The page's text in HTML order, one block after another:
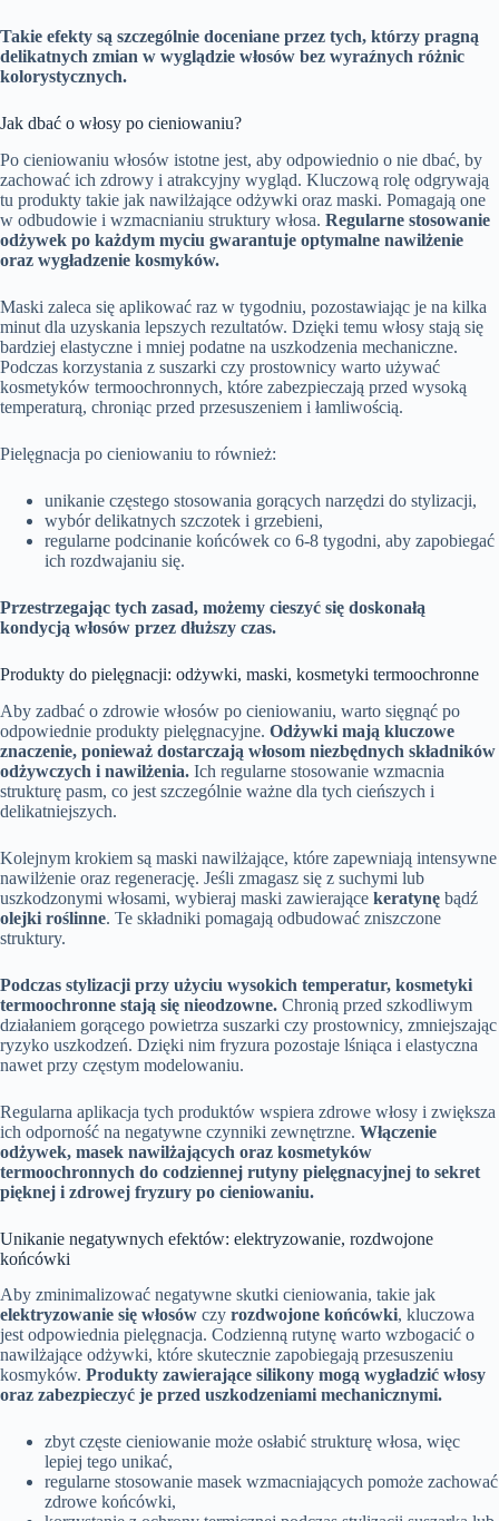
Takie efekty są szczególnie doceniane przez tych, którzy pragną
delikatnych zmian w wyglądzie włosów bez wyraźnych różnic
kolorystycznych.
Jak dbać o włosy po cieniowaniu?
Po cieniowaniu włosów istotne jest, aby odpowiednio o nie dbać, by
zachować ich zdrowy i atrakcyjny wygląd. Kluczową rolę odgrywają
tu produkty takie jak nawilżające odżywki oraz maski. Pomagają one
w odbudowie i wzmacnianiu struktury włosa. Regularne stosowanie
odżywek po każdym myciu gwarantuje optymalne nawilżenie
oraz wygładzenie kosmyków.
Maski zaleca się aplikować raz w tygodniu, pozostawiając je na kilka
minut dla uzyskania lepszych rezultatów. Dzięki temu włosy stają się
bardziej elastyczne i mniej podatne na uszkodzenia mechaniczne.
Podczas korzystania z suszarki czy prostownicy warto używać
kosmetyków termoochronnych, które zabezpieczają przed wysoką
temperaturą, chroniąc przed przesuszeniem i łamliwością.
Pielęgnacja po cieniowaniu to również:
unikanie częstego stosowania gorących narzędzi do stylizacji,
wybór delikatnych szczotek i grzebieni,
regularne podcinanie końcówek co 6-8 tygodni, aby zapobiegać
ich rozdwajaniu się.
Przestrzegając tych zasad, możemy cieszyć się doskonałą
kondycją włosów przez dłuższy czas.
Produkty do pielęgnacji: odżywki, maski, kosmetyki termoochronne
Aby zadbać o zdrowie włosów po cieniowaniu, warto sięgnąć po
odpowiednie produkty pielęgnacyjne. Odżywki mają kluczowe
znaczenie, ponieważ dostarczają włosom niezbędnych składników
odżywczych i nawilżenia. Ich regularne stosowanie wzmacnia
strukturę pasm, co jest szczególnie ważne dla tych cieńszych i
delikatniejszych.
Kolejnym krokiem są maski nawilżające, które zapewniają intensywne
nawilżenie oraz regenerację. Jeśli zmagasz się z suchymi lub
uszkodzonymi włosami, wybieraj maski zawierające keratynę bądź
olejki roślinne. Te składniki pomagają odbudować zniszczone
struktury.
Podczas stylizacji przy użyciu wysokich temperatur, kosmetyki
termoochronne stają się nieodzowne. Chronią przed szkodliwym
działaniem gorącego powietrza suszarki czy prostownicy, zmniejszając
ryzyko uszkodzeń. Dzięki nim fryzura pozostaje lśniąca i elastyczna
nawet przy częstym modelowaniu.
Regularna aplikacja tych produktów wspiera zdrowe włosy i zwiększa
ich odporność na negatywne czynniki zewnętrzne. Włączenie
odżywek, masek nawilżających oraz kosmetyków
termoochronnych do codziennej rutyny pielęgnacyjnej to sekret
pięknej i zdrowej fryzury po cieniowaniu.
Unikanie negatywnych efektów: elektryzowanie, rozdwojone
końcówki
Aby zminimalizować negatywne skutki cieniowania, takie jak
elektryzowanie się włosów czy rozdwojone końcówki, kluczowa
jest odpowiednia pielęgnacja. Codzienną rutynę warto wzbogacić o
nawilżające odżywki, które skutecznie zapobiegają przesuszeniu
kosmyków. Produkty zawierające silikony mogą wygładzić włosy
oraz zabezpieczyć je przed uszkodzeniami mechanicznymi.
zbyt częste cieniowanie może osłabić strukturę włosa, więc
lepiej tego unikać,
regularne stosowanie masek wzmacniających pomoże zachować
zdrowe końcówki,